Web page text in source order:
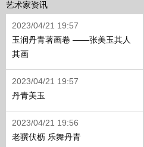
艺术家资讯
2023/04/21 19:57
玉润丹青著画卷 ——张美玉其人
其画
2023/04/21 19:57
丹青美玉
2023/04/21 19:56
老骥伏枥 乐舞丹青